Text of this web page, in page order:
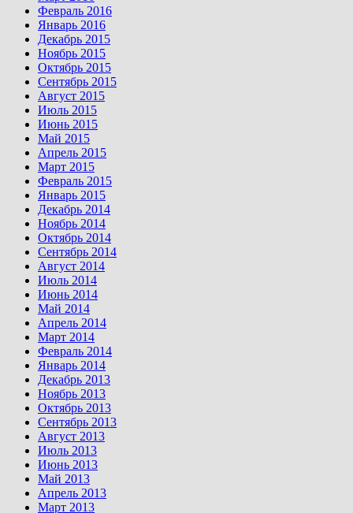
Февраль 2016
Январь 2016
Декабрь 2015
Ноябрь 2015
Октябрь 2015
Сентябрь 2015
Август 2015
Июль 2015
Июнь 2015
Май 2015
Апрель 2015
Март 2015
Февраль 2015
Январь 2015
Декабрь 2014
Ноябрь 2014
Октябрь 2014
Сентябрь 2014
Август 2014
Июль 2014
Июнь 2014
Май 2014
Апрель 2014
Март 2014
Февраль 2014
Январь 2014
Декабрь 2013
Ноябрь 2013
Октябрь 2013
Сентябрь 2013
Август 2013
Июль 2013
Июнь 2013
Май 2013
Апрель 2013
Март 2013